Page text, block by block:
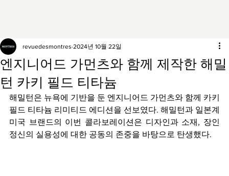
엔지니어드 가먼츠와 함께 제작한 해밀
턴 카키 필드 티타늄
revuedesmontres 2024년 10월 22일
해밀턴은 뉴욕에 기반을 둔 엔지니어드 가먼츠와 함께 카키
필드 티타늄 리미티드 에디션을 선보였다. 해밀턴과 일본계
미국 브랜드의 이번 콜라보레이션은 디자인과 소재, 장인
정신의 실용성에 대한 공동의 존중을 바탕으로 탄생했다.